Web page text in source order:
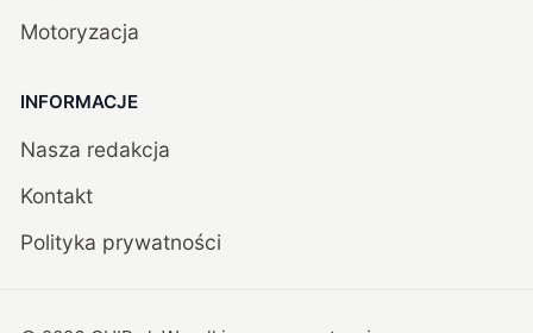
Motoryzacja
INFORMACJE
Nasza redakcja
Kontakt
Polityka prywatności